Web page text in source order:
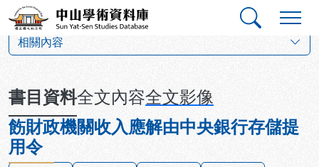
跳到主要內容
中山學術資料庫
相關內容
書目資料全文內容全文影像
飭財政機關收入應解由中央銀行存儲提
用令